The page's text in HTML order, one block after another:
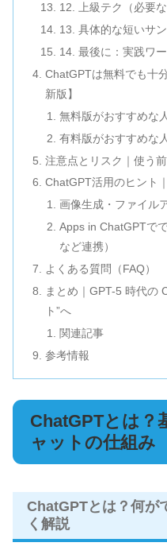
12. 上級テク（必要な
13. 具体的な短いサ
14. 最後に：実践ワ
ChatGPTは無料でも十
新版】
無料版がおすすめな人
有料版がおすすめな人
注意点とリスク｜使う
ChatGPT活用のヒント
画像生成・ファイル
Apps in ChatGPTで
など連携）
よくある質問（FAQ）
まとめ｜GPT-5 時代の
ト”へ
関連記事
参考情報
ChatGPTとは？
ャットの仕組み
ChatGPTとは？何が
く解説